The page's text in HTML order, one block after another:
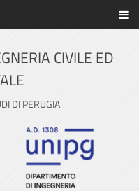
CIVILE ED
DI PERUGIA